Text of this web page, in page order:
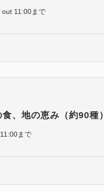
11:00まで
、地の恵み（約90種）
まで